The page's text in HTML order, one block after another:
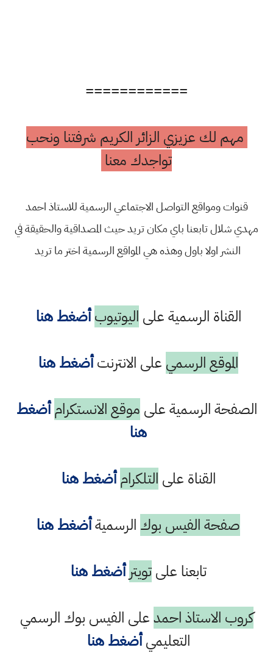
============
مهم لك عزيزي الزائر الكريم شرفتنا ونحب
تواجدك معنا
قنوات ومواقع التواصل الاجتماعي الرسمية للاستاذ احمد
مهدي شلال تابعنا باي مكان تريد حيث المصداقية والحقيقة في
النشر اولا باول وهذه هي المواقع الرسمية اختر ما تريد
القناة الرسمية على اليوتيوب أضغط هنا
الموقع الرسمي على الانترنتأضغط هنا
الصفحة الرسمية على موقع الانستكرام أضغط
هنا
القناة على التلكرام أضغط هنا
صفحة الفيس بوك الرسميةأضغط هنا
تابعنا علىتويتر أضغط هنا
كروب الاستاذ احمدعلى الفيس بوك الرسمي
التعليميأضغط هنا